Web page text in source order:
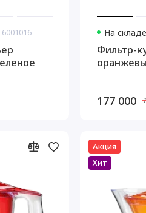
На складе
Фильтр-
177 000
Акция
Хит